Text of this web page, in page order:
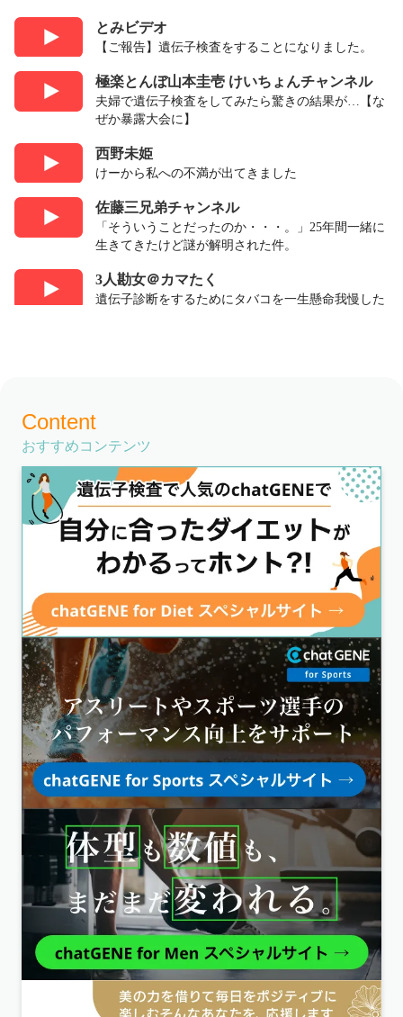
とみビデオ
【ご報告】遺伝子検査をすることになりました。
極楽とんぼ山本圭壱 けいちょんチャンネル
夫婦で遺伝子検査をしてみたら驚きの結果が…【な
ぜか暴露大会に】
西野未姫
けーから私への不満が出てきました
佐藤三兄弟チャンネル
「そういうことだったのか・・・。」25年間一緒に
生きてきたけど謎が解明された件。
3人勘女＠カマたく
遺伝子診断をするためにタバコを一生懸命我慢した
【大食い】大好物のラーメンを夜食に食べまく
る！！🍜🍥【お家ラーメン】
かつさゆのボヨヨンチャンネル
夫婦で遺伝子検査してみたら衝撃の事実が発覚😱 ❗️
ドッキリ家族
知らなかった真実が明らかになりました
Content
おすすめコンテンツ